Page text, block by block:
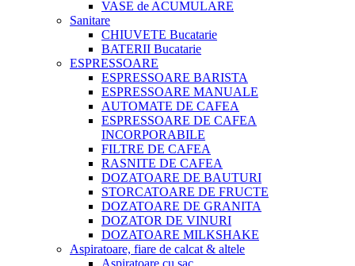
VASE de ACUMULARE
Sanitare
CHIUVETE Bucatarie
BATERII Bucatarie
ESPRESSOARE
ESPRESSOARE BARISTA
ESPRESSOARE MANUALE
AUTOMATE DE CAFEA
ESPRESSOARE DE CAFEA
INCORPORABILE
FILTRE DE CAFEA
RASNITE DE CAFEA
DOZATOARE DE BAUTURI
STORCATOARE DE FRUCTE
DOZATOARE DE GRANITA
DOZATOR DE VINURI
DOZATOARE MILKSHAKE
Aspiratoare, fiare de calcat & altele
Aspiratoare cu sac